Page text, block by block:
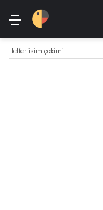
Menü
Helfer isim çekimi